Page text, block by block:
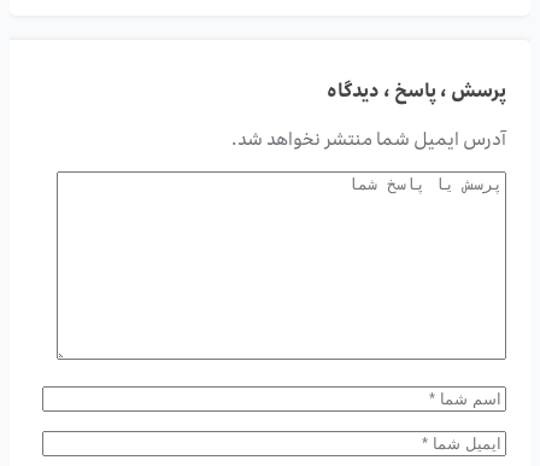
پرسش ، پاسخ ، دیدگاه
آدرس ایمیل شما منتشر نخواهد شد.